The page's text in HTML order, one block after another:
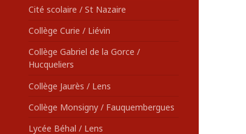
Cité scolaire / St Nazaire
Collège Curie / Liévin
Collège Gabriel de la Gorce /
Hucqueliers
Collège Jaurès / Lens
Collège Monsigny / Fauquembergues
Lycée Béhal / Lens